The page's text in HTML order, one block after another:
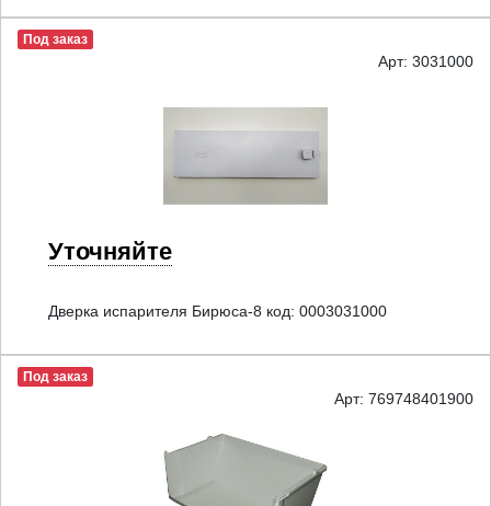
Под заказ
Арт: 3031000
Уточняйте
Дверка испарителя Бирюса-8 код: 0003031000
Под заказ
Арт: 769748401900